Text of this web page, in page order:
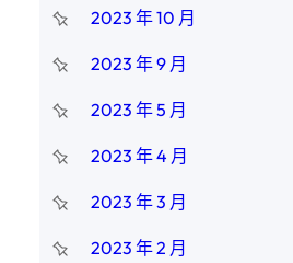
2023 年 10 月
2023 年 9 月
2023 年 5 月
2023 年 4 月
2023 年 3 月
2023 年 2 月